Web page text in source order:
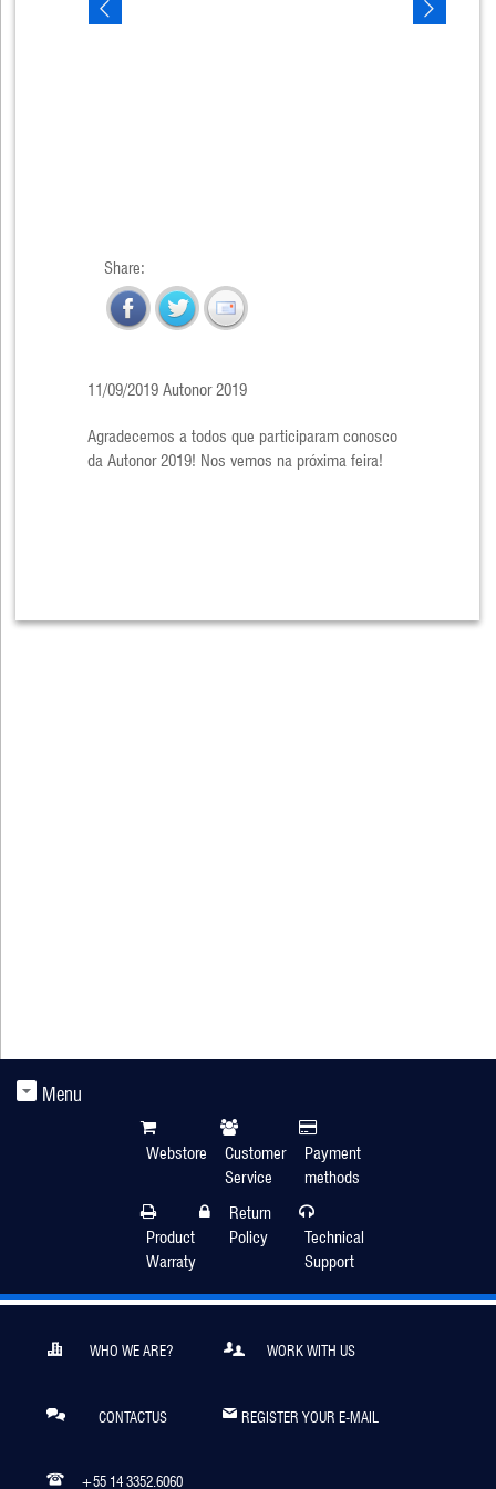
Share:
11/09/2019 Autonor 2019
Agradecemos a todos que participaram conosco
da Autonor 2019! Nos vemos na próxima feira!
Menu
Webstore Customer
Service
Payment
methods
Product
Warraty
Return
Policy Technical
Support
WHO WE ARE? WORK WITH US
CONTACTUS REGISTER YOUR E-MAIL
+55 14 3352.6060